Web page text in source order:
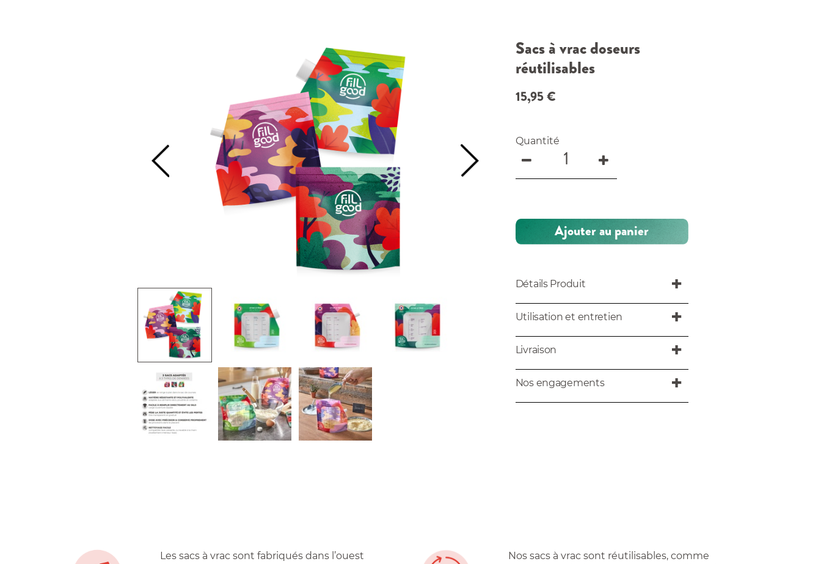
Sacs à vrac doseurs
réutilisables
15,95€
Quantité
Ajouter au panier
Détails Produit
Utilisation et entretien
Livraison
Nos engagements
Les sacs à vrac sont fabriqués dans l’ouest
Nos sacs à vrac sont réutilisables, comme